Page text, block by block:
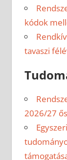
kódok
tavaszi
2026/27